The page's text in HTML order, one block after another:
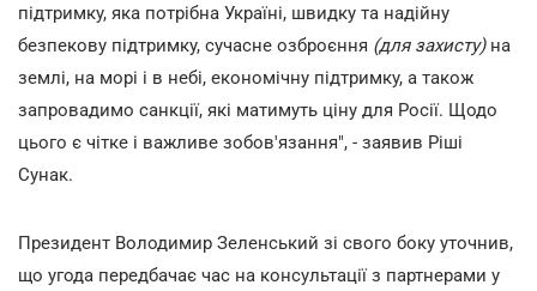
підтримку, яка потрібна Україні, швидку та надійну
безпекову підтримку, сучасне озброєння (для захисту)на
землі, на морі і в небі, економічну підтримку, а також
запровадимо санкції, які матимуть ціну для Росії. Щодо
цього є чітке і важливе зобов'язання", - заявив Ріші
Сунак.
Президент Володимир Зеленський зі свого боку уточнив,
що угода передбачає час на консультації з партнерами у